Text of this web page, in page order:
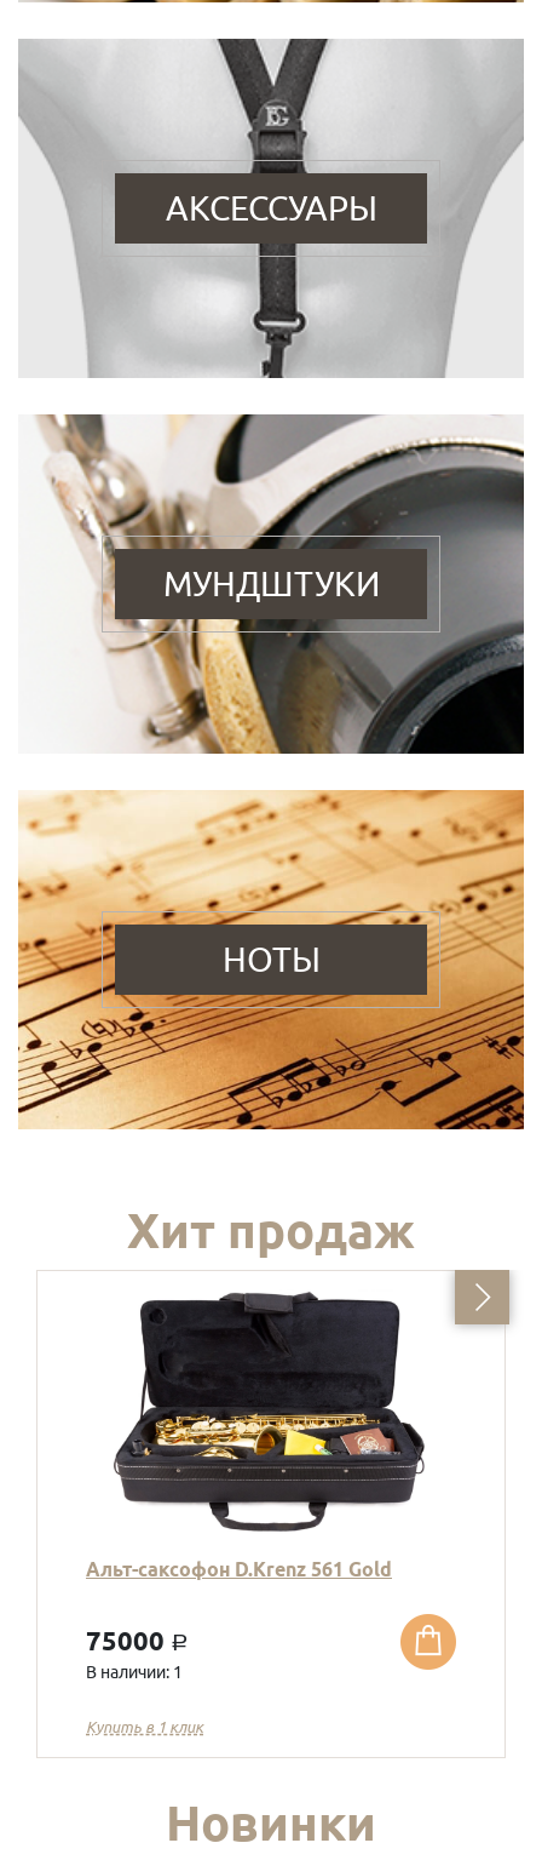
АКСЕССУАРЫ
МУНДШТУКИ
НОТЫ
Хит продаж
Альт-саксофон D.Krenz 561 Gold
75000 a
В наличии: 1
Купить в 1 клик
Новинки